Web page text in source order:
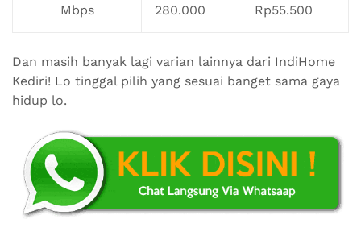
Mbps
280.000
Rp55.500
Dan masih banyak lagi varian lainnya dari IndiHome
Kediri! Lo tinggal pilih yang sesuai banget sama gaya
hidup lo.